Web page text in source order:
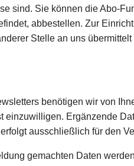
sind. Sie können die Abo-
abbestellen. Zur
Stelle an uns
benötigen wir von
einzuwilligen. Ergänzende
ausschließlich für den
gemachten Daten